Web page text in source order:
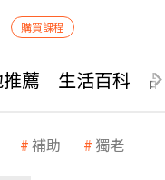
購買課程
薦 生活百科
補助 獨老